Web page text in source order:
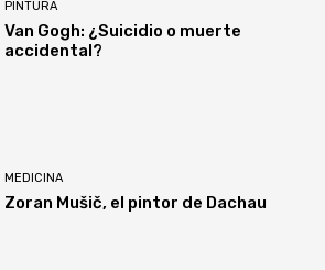
PINTURA
Van Gogh: ¿Suicidio o muerte
accidental?
MEDICINA
Zoran Mušič, el pintor de Dachau